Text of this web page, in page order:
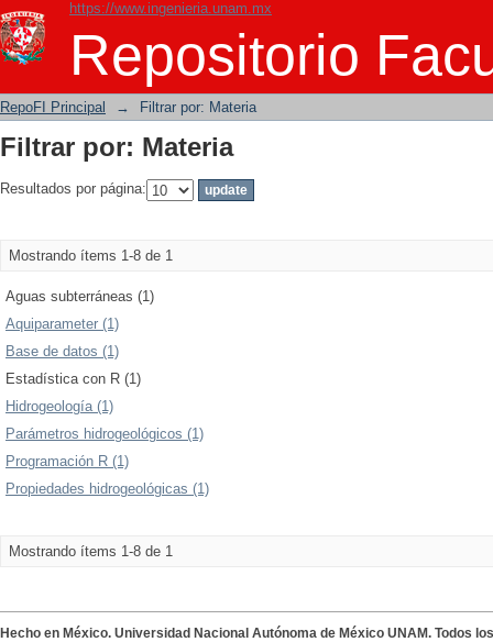
https://www.ingenieria.unam.mx
Repositorio
Filtrar por: Materia
RepoFI Principal → Filtrar por: Materia
Filtrar por: Materia
Resultados por página:
Mostrando ítems 1-8 de 1
Aguas subterráneas (1)
Aquiparameter (1)
Base de datos (1)
Estadística con R (1)
Hidrogeología (1)
Parámetros hidrogeológicos (1)
Programación R (1)
Propiedades hidrogeológicas (1)
Mostrando ítems 1-8 de 1
Hecho en México. Universidad Nacional Autónoma de México UNAM. Todos